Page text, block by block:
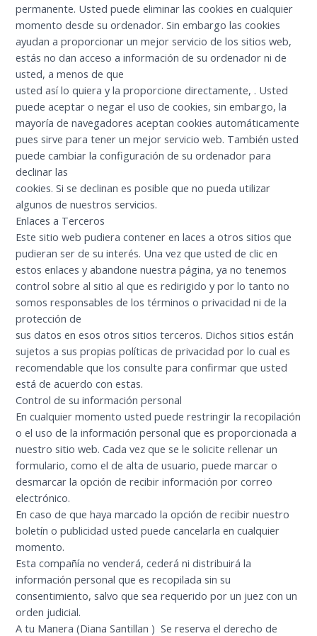
permanente. Usted puede eliminar las cookies en cualquier
momento desde su ordenador. Sin embargo las cookies
ayudan a proporcionar un mejor servicio de los sitios web,
estás no dan acceso a información de su ordenador ni de
usted, a menos de que
usted así lo quiera y la proporcione directamente, . Usted
puede aceptar o negar el uso de cookies, sin embargo, la
mayoría de navegadores aceptan cookies automáticamente
pues sirve para tener un mejor servicio web. También usted
puede cambiar la configuración de su ordenador para
declinar las
cookies. Si se declinan es posible que no pueda utilizar
algunos de nuestros servicios.
Enlaces a Terceros
Este sitio web pudiera contener en laces a otros sitios que
pudieran ser de su interés. Una vez que usted de clic en
estos enlaces y abandone nuestra página, ya no tenemos
control sobre al sitio al que es redirigido y por lo tanto no
somos responsables de los términos o privacidad ni de la
protección de
sus datos en esos otros sitios terceros. Dichos sitios están
sujetos a sus propias políticas de privacidad por lo cual es
recomendable que los consulte para confirmar que usted
está de acuerdo con estas.
Control de su información personal
En cualquier momento usted puede restringir la recopilación
o el uso de la información personal que es proporcionada a
nuestro sitio web. Cada vez que se le solicite rellenar un
formulario, como el de alta de usuario, puede marcar o
desmarcar la opción de recibir información por correo
electrónico.
En caso de que haya marcado la opción de recibir nuestro
boletín o publicidad usted puede cancelarla en cualquier
momento.
Esta compañía no venderá, cederá ni distribuirá la
información personal que es recopilada sin su
consentimiento, salvo que sea requerido por un juez con un
orden judicial.
A tu Manera (Diana Santillan ) Se reserva el derecho de